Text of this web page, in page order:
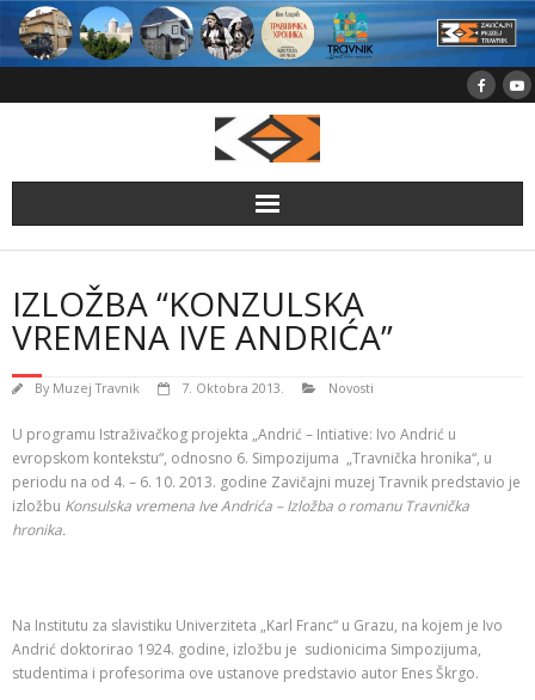
Skip
content
IZLOŽBA “KONZULSKA
VREMENA IVE ANDRIĆA”
By Muzej Travnik 7. Oktobra 2013. Novosti
U programu Istraživačkog projekta „Andrić – Intiative: Ivo Andrić u
evropskom kontekstu“, odnosno 6. Simpozijuma „Travnička hronika“, u
periodu na od 4. – 6. 10. 2013. godine Zavičajni muzej Travnik predstavio je
izložbu Konsulska vremena Ive Andrića – Izložba o romanu Travnička
hronika.
Na Institutu za slavistiku Univerziteta „Karl Franc“ u Grazu, na kojem je Ivo
Andrić doktorirao 1924. godine, izložbu je sudionicima Simpozijuma,
studentima i profesorima ove ustanove predstavio autor Enes Škrgo.